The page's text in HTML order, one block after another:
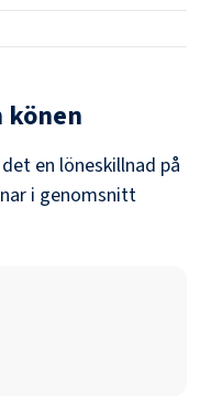
könen
en löneskillnad på
i genomsnitt